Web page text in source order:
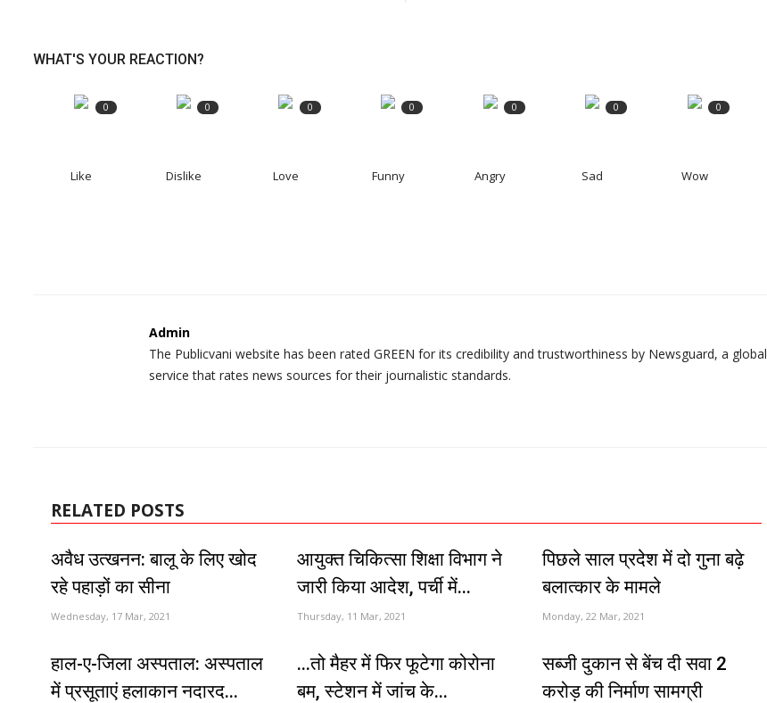
WHAT'S YOUR REACTION?
0
Like
0
Dislike
0
Love
0
Funny
0
Angry
0
Sad
0
Wow
Admin
The Publicvani website has been rated GREEN for its credibility and trustworthiness by Newsguard, a global
service that rates news sources for their journalistic standards.
RELATED POSTS
अवैध उत्खनन: बालू के लिए खोद
रहे पहाड़ों का सीना
Wednesday, 17 Mar, 2021
आयुक्त चिकित्सा शिक्षा विभाग ने
जारी किया आदेश, पर्ची में...
Thursday, 11 Mar, 2021
पिछले साल प्रदेश में दो गुना बढ़े
बलात्कार के मामले
Monday, 22 Mar, 2021
हाल-ए-जिला अस्पताल: अस्पताल
में प्रसूताएं हलाकान नदारद...
...तो मैहर में फिर फूटेगा कोरोना
बम, स्टेशन में जांच के...
सब्जी दुकान से बेंच दी सवा 2
करोड़ की निर्माण सामग्री